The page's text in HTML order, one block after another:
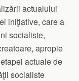
actualului
iniţiative, care a
socialiste,
apropie
actuale de
socialiste